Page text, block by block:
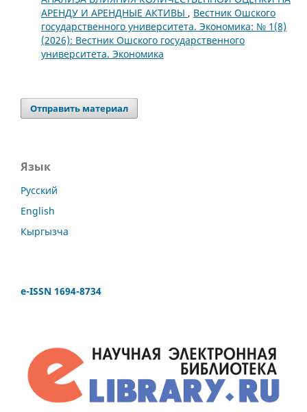
АРЕНДУ И АРЕНДНЫЕ АКТИВЫ , Вестник Ошского
государственного университета. Экономика: № 1(8)
(2026): Вестник Ошского государственного
университета. Экономика
Отправить материал
Язык
Русский
English
Кыргызча
e-ISSN 1694-8734